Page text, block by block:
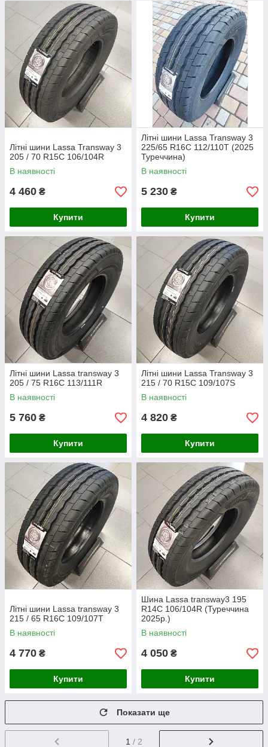
Літні шини Lassa Transway 3
205 / 70 R15C 106/104R
В наявності
4 460 ₴
Купити
Літні шини Lassa Transway 3
225/65 R16C 112/110T (2025
Туреччина)
В наявності
5 230 ₴
Купити
Літні шини Lassa transway 3
205 / 75 R16C 113/111R
В наявності
5 760 ₴
Купити
Літні шини Lassa Transway 3
215 / 70 R15C 109/107S
В наявності
4 820 ₴
Купити
Літні шини Lassa transway 3
215 / 65 R16C 109/107T
В наявності
4 770 ₴
Купити
Шина Lassa transway3 195
R14C 106/104R (Туреччина
2025р.)
В наявності
4 050 ₴
Купити
Показати ще
1 / 2